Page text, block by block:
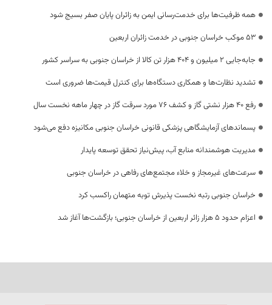
همه ظرفیت‌ها برای خدمت‌رسانی ایمن به زائران پایان صفر بسیج شود
53 موکب خراسان جنوبی در خدمت زائران اربعین
جابه‌جایی 2 میلیون و 404 هزار تن کالا از خراسان جنوبی به سراسر کشور
تشدید نظارت‌ها و همکاری دستگاه‌ها برای کنترل قیمت‌ها ضروری است
رفع 40 هزار نشتی گاز و کشف 76 مورد سرقت گاز در چهار ماهه نخست سال
پسماندهای آزمایشگاهی پزشکی قانونی خراسان جنوبی مکانیزه دفع می‌شود
مدیریت هوشمندانه منابع آب، پیش‌نیاز تحقق توسعه پایدار
سرعت‌های غیرمجاز و خلاء مجتمع‌های رفاهی در خراسان جنوبی
خراسان جنوبی رتبه نخست پذیرش توبه متهمان راکسب کرد
اعزام حدود 5 هزار زائر اربعین از خراسان جنوبی؛ بازگشت‌ها آغاز شد